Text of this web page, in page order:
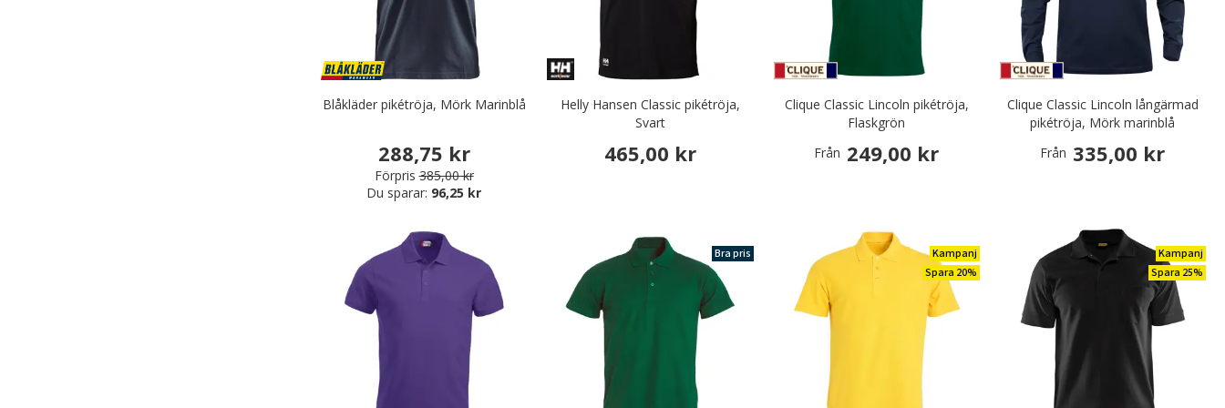
Blåkläder pikétröja, Mörk Marinblå
288,75 kr
Förpris 385,00 kr
Du sparar: 96,25 kr
Helly Hansen Classic pikétröja,
Svart
465,00 kr
Clique Classic Lincoln pikétröja,
Flaskgrön
Från 249,00 kr
Clique Classic Lincoln långärmad
pikétröja, Mörk marinblå
Från 335,00 kr
Bra pris
Kampanj
Spara 20%
Kampanj
Spara 25%